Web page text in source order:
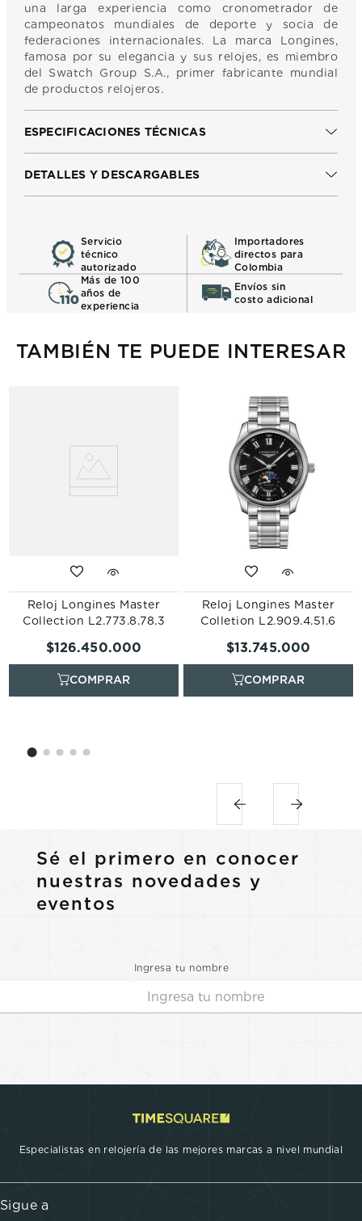
una larga experiencia como cronometrador de
campeonatos mundiales de deporte y socia de
federaciones internacionales. La marca Longines,
famosa por su elegancia y sus relojes, es miembro
del Swatch Group S.A., primer fabricante mundial
de productos relojeros.
ESPECIFICACIONES TÉCNICAS
DETALLES Y DESCARGABLES
Servicio
técnico
autorizado
Importadores
directos para
Colombia
Más de 100
años de
experiencia
Envíos sin
costo adicional
TAMBIÉN TE PUEDE INTERESAR
Reloj Longines Master
Collection L2.773.8.78.3
$126.450.000
Reloj Longines Master
Colletion L2.909.4.51.6
$13.745.000
Sé el primero en conocer
nuestras novedades y
eventos
Ingresa tu nombre
Especialistas en relojería de las mejores marcas a nivel mundial
Sigue a